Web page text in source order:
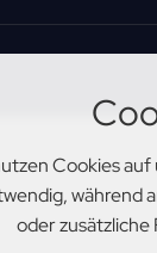
Cookies
während
oder